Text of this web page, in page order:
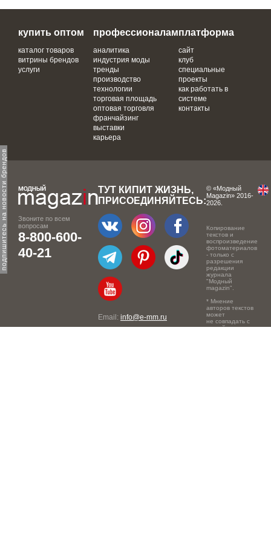
подпишитесь на новости брендов
купить оптом
каталог товаров
витрины брендов
услуги
профессионалам
аналитика
индустрия моды
тренды
производство
технологии
торговая площадь
оптовая торговля
франчайзинг
выставки
карьера
платформа
сайт
клуб
специальные
проекты
как работать в
системе
контакты
Звоните по всем
вопросам
8-800-600-
40-21
ТУТ КИПИТ ЖИЗНЬ,
ПРИСОЕДИНЯЙТЕСЬ:
Email: info@e-mm.ru
© «Модный
Magazin» 2016-
2026.
Копирование
текстов и
воспроизведение
фотоматериалов
- только с
разрешения
редакции
журнала
"Модный
magazin".
* Мнение
авторов текстов
может
не совпадать с
точкой зрения